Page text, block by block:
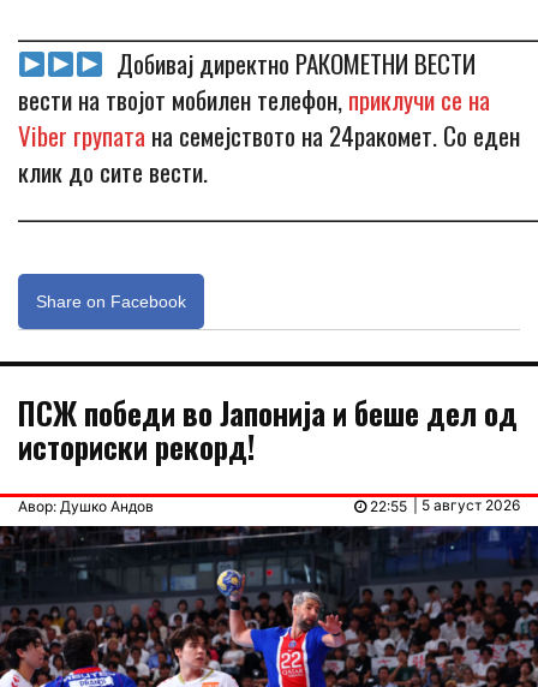
Добивај директно РАКОМЕТНИ ВЕСТИ
вести на твојот мобилен телефон,приклучи се на
Viber групата на семејството на 24ракомет. Со еден
клик до сите вести.
Share on Facebook
ПСЖ победи во Јапонија и беше дел од
историски рекорд!
Авор: Душко Андов | 5 август 2026
22:55